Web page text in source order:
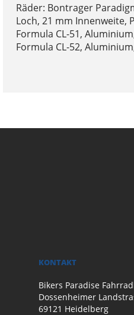
Räder: Bontrager
Loch, 21 mm Innenweite,
Formula CL-51,
Formula CL-52,
KONTAKT
Bikers Paradise
Dossenheimer
69121 Heidelberg